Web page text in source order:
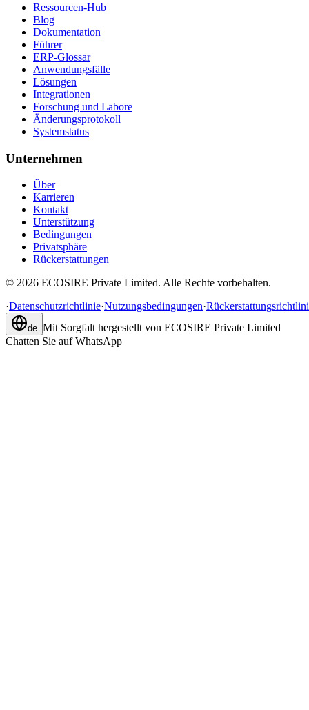
Ressourcen-Hub
Blog
Dokumentation
Führer
ERP-Glossar
Anwendungsfälle
Lösungen
Integrationen
Forschung und Labore
Änderungsprotokoll
Systemstatus
Unternehmen
Über
Karrieren
Kontakt
Unterstützung
Bedingungen
Privatsphäre
Rückerstattungen
© 2026 ECOSIRE Private Limited. Alle Rechte vorbehalten.
·Datenschutzrichtlinie·Nutzungsbedingungen·
de Mit Sorgfalt hergestellt von ECOSIRE Private Limited
Chatten Sie auf WhatsApp